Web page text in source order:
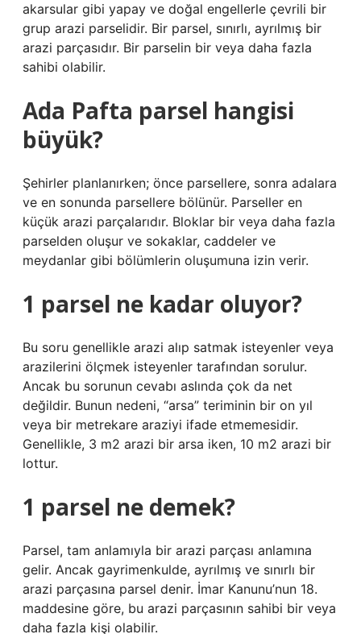
akarsular gibi yapay ve doğal engellerle çevrili bir
grup arazi parselidir. Bir parsel, sınırlı, ayrılmış bir
arazi parçasıdır. Bir parselin bir veya daha fazla
sahibi olabilir.
Ada Pafta parsel hangisi
büyük?
Şehirler planlanırken; önce parsellere, sonra adalara
ve en sonunda parsellere bölünür. Parseller en
küçük arazi parçalarıdır. Bloklar bir veya daha fazla
parselden oluşur ve sokaklar, caddeler ve
meydanlar gibi bölümlerin oluşumuna izin verir.
1 parsel ne kadar oluyor?
Bu soru genellikle arazi alıp satmak isteyenler veya
arazilerini ölçmek isteyenler tarafından sorulur.
Ancak bu sorunun cevabı aslında çok da net
değildir. Bunun nedeni, “arsa” teriminin bir on yıl
veya bir metrekare araziyi ifade etmemesidir.
Genellikle, 3 m2 arazi bir arsa iken, 10 m2 arazi bir
lottur.
1 parsel ne demek?
Parsel, tam anlamıyla bir arazi parçası anlamına
gelir. Ancak gayrimenkulde, ayrılmış ve sınırlı bir
arazi parçasına parsel denir. İmar Kanunu’nun 18.
maddesine göre, bu arazi parçasının sahibi bir veya
daha fazla kişi olabilir.